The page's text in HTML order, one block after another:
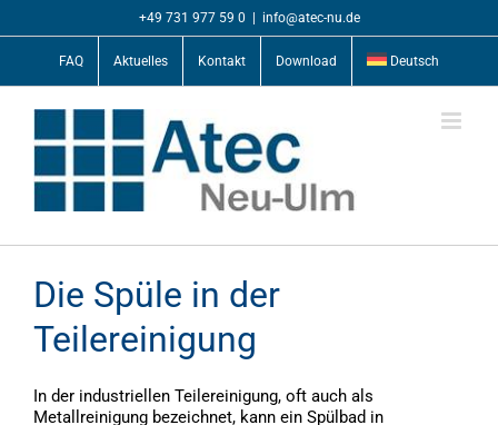
springen
+49 731 977 59 0 info@atec-nu.de
FAQ Aktuelles Kontakt Download Deutsch
Die Spüle in der
Teilereinigung
In der industriellen Teilereinigung, oft auch als
Metallreinigung bezeichnet, kann ein Spülbad in